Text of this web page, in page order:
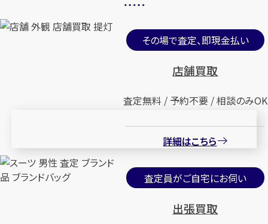
その場で査定、即現金払い
店舗買取
査定無料 / 予約不要 / 相談のみOK
詳細はこちら
査定員がご自宅にお伺い
出張買取